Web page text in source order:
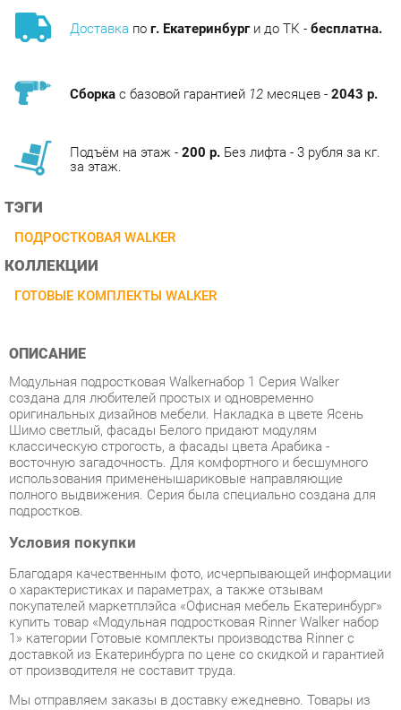
ТЭГИ
ГОТОВЫЕ КОМПЛЕКТЫ WALKER
ОПИСАНИЕ
cоздана для любителей простых и одновременно
оригинальных дизайнов мебели. Накладка в цвете Ясень
Шимо светлый, фасады Белого придают модулям
классическую строгость, а фасады цвета Арабика -
восточную загадочность. Для комфортного и бесшумного
использования примененышариковые направляющие
полного выдвижения. Серия была специально создана для
подростков.
Условия покупки
Благодаря качественным фото, исчерпывающей информации
покупателей маркетплэйса «Офисная мебель Екатеринбург»
1» категории Готовые комплекты производства Rinner с
доставкой из Екатеринбурга по цене со скидкой и гарантией
от производителя не составит труда.
Мы отправляем заказы в доставку ежедневно. Товары из
ассортимента в наличии на складе в Екатеринбурге вы
получите не позднее48-ми часовс момента оформления
заказа. Дополнительно вы можете заказать подъём на этаж
и сборку мебельных изделий.